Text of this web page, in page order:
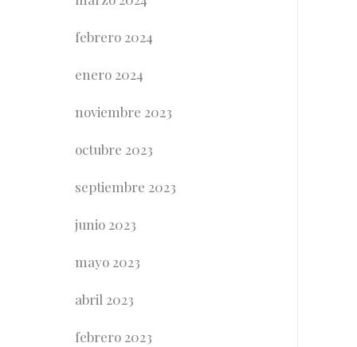
febrero 2024
enero 2024
noviembre 2023
octubre 2023
septiembre 2023
junio 2023
mayo 2023
abril 2023
febrero 2023